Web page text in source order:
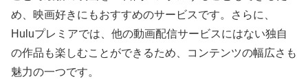
め、映画好きにもおすすめのサービスです。さらに、
Huluプレミアでは、他の動画配信サービスにはない独自
の作品も楽しむことができるため、コンテンツの幅広さも
魅力の一つです。